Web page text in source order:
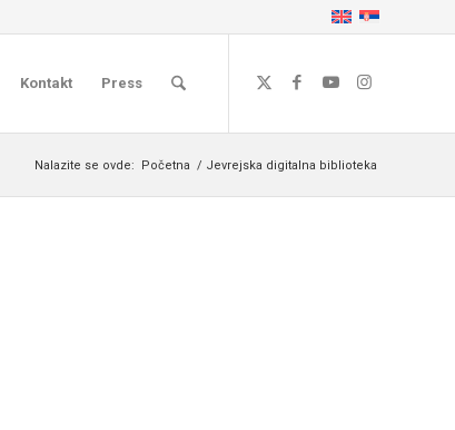
Kontakt Press
Nalazite se ovde: Početna / Jevrejska digitalna biblioteka